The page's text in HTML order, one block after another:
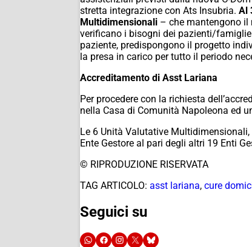
stretta integrazione con Ats Insubria. Al
Multidimensionali – che mantengono il
verificano i bisogni dei pazienti/
paziente, predispongono il progetto
la presa in carico per tutto il periodo
Accreditamento di Asst Lariana
Per procedere con la richiesta
nella Casa di Comunità Napoleona ed
Le 6 Unità Valutative
Ente Gestore al pari degli altri 19 Enti
© RIPRODUZIONE RISERVATA
TAG ARTICOLO: asst lariana, cure
Seguici su